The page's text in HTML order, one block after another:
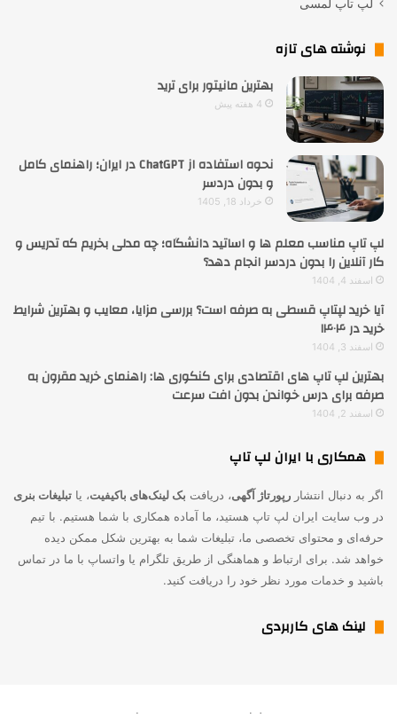
لپ تاپ لمسی
نوشته های تازه
بهترین مانیتور برای ترید
4 هفته پیش
نحوه استفاده از ChatGPT در ایران؛ راهنمای کامل
و بدون دردسر
خرداد 18, 1405
لپ تاپ مناسب معلم ها و اساتید دانشگاه؛ چه مدلی بخریم که تدریس و
کار آنلاین را بدون دردسر انجام دهد؟
اسفند 4, 1404
آیا خرید لپتاپ قسطی به صرفه است؟ بررسی مزایا، معایب و بهترین شرایط
خرید در ۱۴۰۴
اسفند 3, 1404
بهترین لپ تاپ های اقتصادی برای کنکوری ها: راهنمای خرید مقرون به
صرفه برای درس خواندن بدون افت سرعت
اسفند 2, 1404
همکاری با ایران لپ تاپ
اگر به دنبال انتشار رپورتاژ آگهی، دریافت بک لینک‌های باکیفیت، یا تبلیغات بنری
در وب سایت ایران لپ تاپ هستید، ما آماده همکاری با شما هستیم. با تیم
حرفه‌ای و محتوای تخصصی ما، تبلیغات شما به بهترین شکل ممکن دیده
خواهد شد. برای ارتباط و هماهنگی از طریق تلگرام یا واتساپ با ما در تماس
باشید و خدمات مورد نظر خود را دریافت کنید.
لینک های کاربردی